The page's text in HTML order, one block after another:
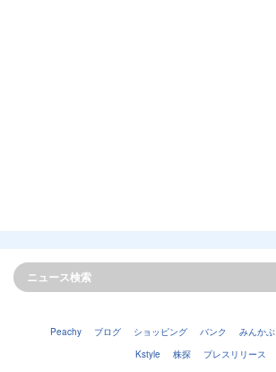
Peachy ブログ ショッピング バンク みんかぶ
Kstyle
株探 プレスリリース